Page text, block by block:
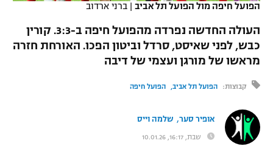
לוח שידורים
"מעל הליגה" – פודקאסט
הפועל חיפה
הפועל באר שבע
מכבי נתניה
בני יהודה
ליגה הולנדית
ליגה טורקית
ליגה סינית
ליגה ברזילאית
ליגות נוספות
ג'ודו
UFC
הפועל חיפה מול הפועל תל אביב | ברני ארדוב
העולה החדשה נפרדה מהפועל חיפה ב-3:3. קורין
כבש, לפני שאיסט, סרדל וביטון הפכו. האורחת חזרה
מראשו של מורגן ועצמי של דיבה
קבוצות: הפועל תל אביב הפועל חיפה
אופיר סער, שלמה וייס
שבת, 16:17, 10.01.26